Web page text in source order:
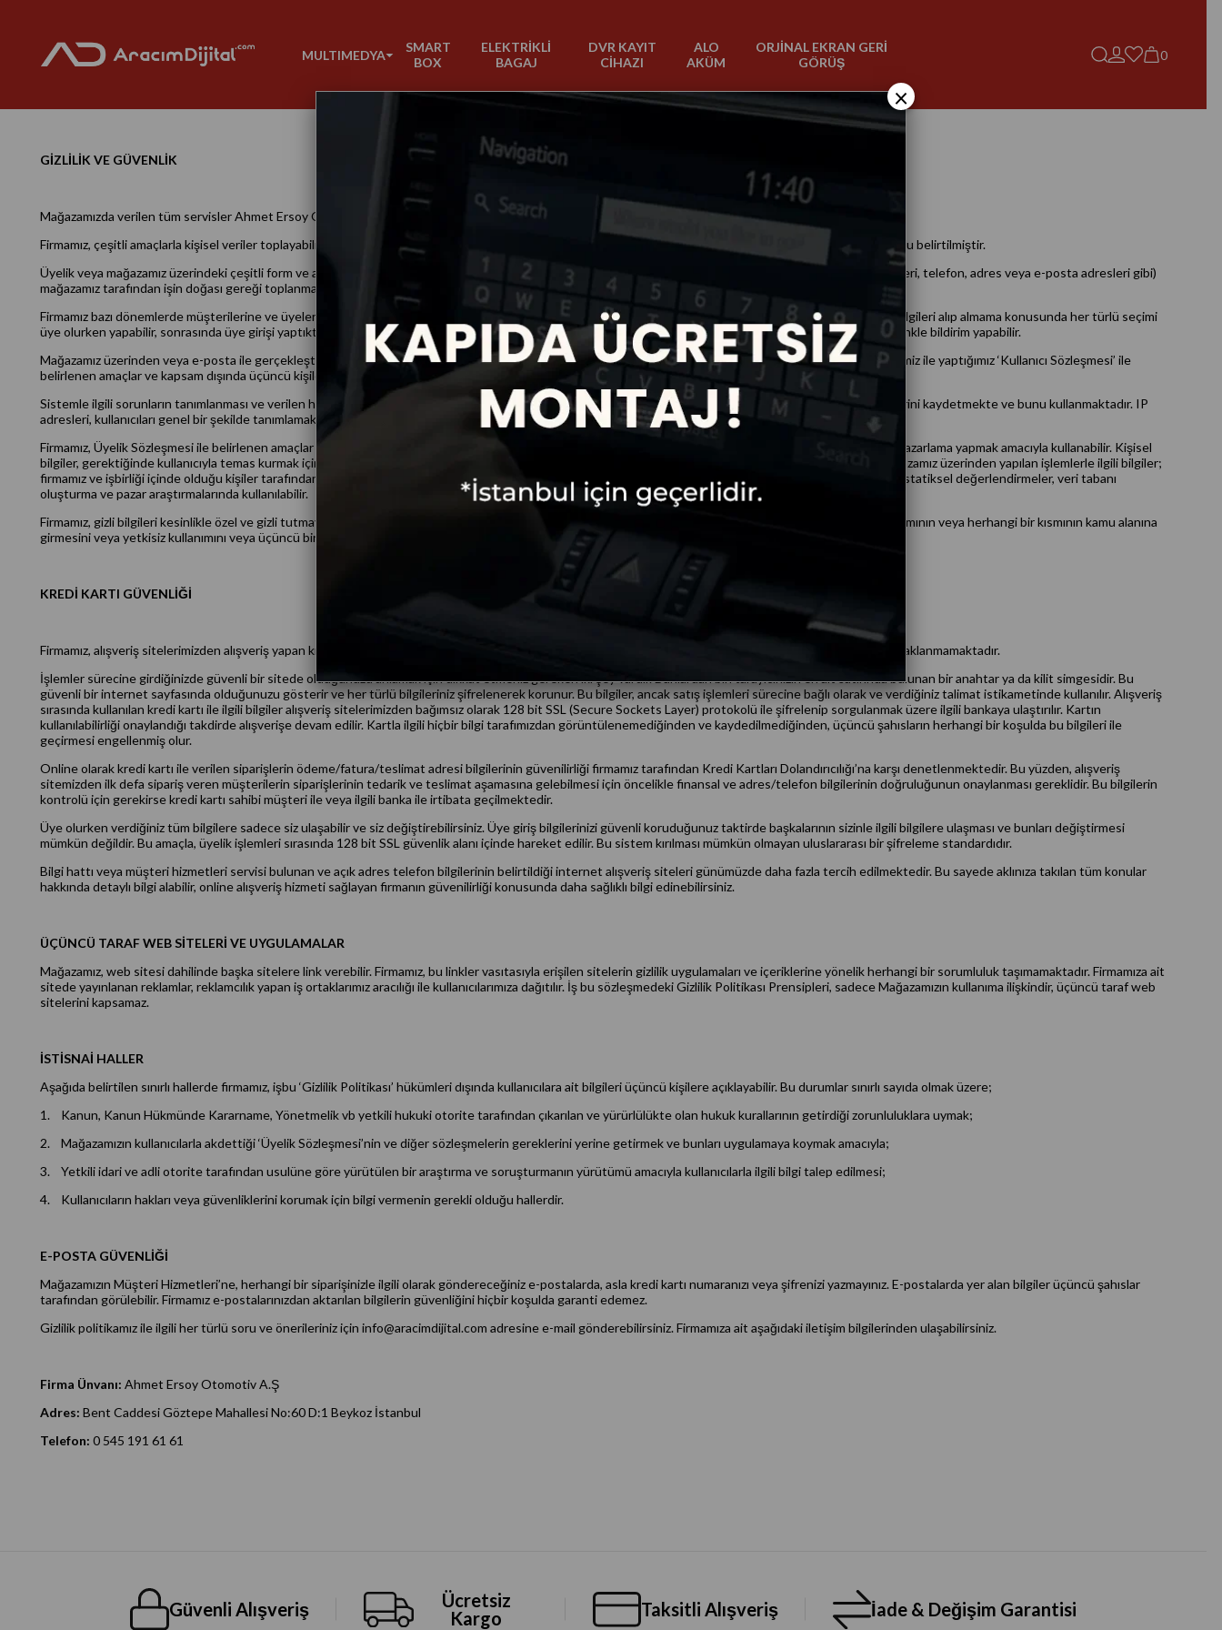
MULTIMEDYA
SMART
BOX
ELEKTRİKLİ
BAGAJ
DVR KAYIT
CİHAZI
ALO
AKÜM
ORJİNAL EKRAN GERİ
GÖRÜŞ
0
GİZLİLİK VE GÜVENLİK
Mağazamızda verilen tüm servisler Ahmet Ersoy Otomotiv A.Ş firmamıza aittir ve firmamız tarafından işletilir.
Firmamız, çeşitli amaçlarla kişisel veriler toplayabilir. Aşağıda, toplanan kişisel verilerin nasıl ve ne şekilde toplandığı, bu verilerin nasıl ve ne şekilde korunduğu belirtilmiştir.
Üyelik veya mağazamız üzerindeki çeşitli form ve anketlerin doldurulması suretiyle üyelerin kendileriyle ilgili bir takım kişisel bilgileri (isim-soyisim, firma bilgileri, telefon, adres veya e-posta adresleri gibi)
mağazamız tarafından işin doğası gereği toplanmaktadır.
Firmamız bazı dönemlerde müşterilerine ve üyelerine kampanya bilgileri, yeni ürünler hakkında bilgiler, promosyon teklifleri gönderebilir. Üyelerimiz bu gibi bilgileri alıp almama konusunda her türlü seçimi
üye olurken yapabilir, sonrasında üye girişi yaptıktan sonra hesap bilgileri bölümünden seçimi değiştirebilir ya da kendisine gelen bilgilendirme iletisinde ki linkle bildirim yapabilir.
Mağazamız üzerinden veya e-posta ile gerçekleştirilen onay sürecinde, üyelerimiz tarafından mağazamıza elektronik ortamdan iletilen kişisel bilgiler, üyelerimiz ile yaptığımız ‘Kullanıcı Sözleşmesi’ ile
belirlenen amaçlar ve kapsam dışında üçüncü kişilere açıklanmayacaktır.
Sistemle ilgili sorunların tanımlanması ve verilen hizmet ile ilgili çıkabilecek sorunların veya uyuşmazlıkların hızla çözülmesi için, firmamız üyelerinin IP adreslerini kaydetmekte ve bunu kullanmaktadır. IP
adresleri, kullanıcıları genel bir şekilde tanımlamak ve kapsamlı demografik bilgi toplamak amacıyla da kullanılabilir.
Firmamız, Üyelik Sözleşmesi ile belirlenen amaçlar ve kapsam dışında da, talep edilen bilgileri kendisi veya işbirliği içinde olduğu kişiler tarafından doğrudan pazarlama yapmak amacıyla kullanabilir. Kişisel
bilgiler, gerektiğinde kullanıcıyla temas kurmak için de kullanılabilir. Firmamız tarafından talep edilen bilgiler ve kullanıcı tarafından sağlanan bilgiler veya mağazamız üzerinden yapılan işlemlerle ilgili bilgiler;
firmamız ve işbirliği içinde olduğu kişiler tarafından ‘Üyelik Sözleşmesi’ ile belirlenen amaçlar ve kapsam dışında da, üyelerimizin kimliği ifşa edilmeden çeşitli istatiksel değerlendirmeler, veri tabanı
oluşturma ve pazar araştırmalarında kullanılabilir.
Firmamız, gizli bilgileri kesinlikle özel ve gizli tutmayı, bunu bir sır saklama yükümü olarak addetmeyi ve gizliliğin sağlanması ve sürdürülmesi, gizli bilginin tamamının veya herhangi bir kısmının kamu alanına
girmesini veya yetkisiz kullanımını veya üçüncü bir kişiye ifşasını önlemek için gerekli tüm tedbirleri almayı ve gerekli özeni göstermeyi taahhüt etmektedir.
KREDİ KARTI GÜVENLİĞİ
Firmamız, alışveriş sitelerimizden alışveriş yapan kredi kartı sahiplerinin güvenliğini ilk planda tutmaktadır. Kredi kartı bilgileriniz hiçbir şekilde sistemimizde saklanmamaktadır.
İşlemler sürecine girdiğinizde güvenli bir sitede olduğunuzu anlamak için dikkat etmeniz gereken iki şey vardır. Bunlardan biri tarayıcınızın en alt satırında bulunan bir anahtar ya da kilit simgesidir. Bu
güvenli bir internet sayfasında olduğunuzu gösterir ve her türlü bilgileriniz şifrelenerek korunur. Bu bilgiler, ancak satış işlemleri sürecine bağlı olarak ve verdiğiniz talimat istikametinde kullanılır. Alışveriş
sırasında kullanılan kredi kartı ile ilgili bilgiler alışveriş sitelerimizden bağımsız olarak 128 bit SSL (Secure Sockets Layer) protokolü ile şifrelenip sorgulanmak üzere ilgili bankaya ulaştırılır. Kartın
kullanılabilirliği onaylandığı takdirde alışverişe devam edilir. Kartla ilgili hiçbir bilgi tarafımızdan görüntülenemediğinden ve kaydedilmediğinden, üçüncü şahısların herhangi bir koşulda bu bilgileri ile
geçirmesi engellenmiş olur.
Online olarak kredi kartı ile verilen siparişlerin ödeme/fatura/teslimat adresi bilgilerinin güvenilirliği firmamız tarafından Kredi Kartları Dolandırıcılığı’na karşı denetlenmektedir. Bu yüzden, alışveriş
sitemizden ilk defa sipariş veren müşterilerin siparişlerinin tedarik ve teslimat aşamasına gelebilmesi için öncelikle finansal ve adres/telefon bilgilerinin doğruluğunun onaylanması gereklidir. Bu bilgilerin
kontrolü için gerekirse kredi kartı sahibi müşteri ile veya ilgili banka ile irtibata geçilmektedir.
Üye olurken verdiğiniz tüm bilgilere sadece siz ulaşabilir ve siz değiştirebilirsiniz. Üye giriş bilgilerinizi güvenli koruduğunuz taktirde başkalarının sizinle ilgili bilgilere ulaşması ve bunları değiştirmesi
mümkün değildir. Bu amaçla, üyelik işlemleri sırasında 128 bit SSL güvenlik alanı içinde hareket edilir. Bu sistem kırılması mümkün olmayan uluslararası bir şifreleme standardıdır.
Bilgi hattı veya müşteri hizmetleri servisi bulunan ve açık adres telefon bilgilerinin belirtildiği internet alışveriş siteleri günümüzde daha fazla tercih edilmektedir. Bu sayede aklınıza takılan tüm konular
hakkında detaylı bilgi alabilir, online alışveriş hizmeti sağlayan firmanın güvenilirliği konusunda daha sağlıklı bilgi edinebilirsiniz.
ÜÇÜNCÜ TARAF WEB SİTELERİ VE UYGULAMALAR
Mağazamız, web sitesi dahilinde başka sitelere link verebilir. Firmamız, bu linkler vasıtasıyla erişilen sitelerin gizlilik uygulamaları ve içeriklerine yönelik herhangi bir sorumluluk taşımamaktadır. Firmamıza ait
sitede yayınlanan reklamlar, reklamcılık yapan iş ortaklarımız aracılığı ile kullanıcılarımıza dağıtılır. İş bu sözleşmedeki Gizlilik Politikası Prensipleri, sadece Mağazamızın kullanıma ilişkindir, üçüncü taraf web
sitelerini kapsamaz.
İSTİSNAİ HALLER
Aşağıda belirtilen sınırlı hallerde firmamız, işbu ‘Gizlilik Politikası’ hükümleri dışında kullanıcılara ait bilgileri üçüncü kişilere açıklayabilir. Bu durumlar sınırlı sayıda olmak üzere;
1. Kanun, Kanun Hükmünde Kararname, Yönetmelik vb yetkili hukuki otorite tarafından çıkarılan ve yürürlülükte olan hukuk kurallarının getirdiği zorunluluklara uymak;
2. Mağazamızın kullanıcılarla akdettiği ‘Üyelik Sözleşmesi’nin ve diğer sözleşmelerin gereklerini yerine getirmek ve bunları uygulamaya koymak amacıyla;
3. Yetkili idari ve adli otorite tarafından usulüne göre yürütülen bir araştırma ve soruşturmanın yürütümü amacıyla kullanıcılarla ilgili bilgi talep edilmesi;
4. Kullanıcıların hakları veya güvenliklerini korumak için bilgi vermenin gerekli olduğu hallerdir.
E-POSTA GÜVENLİĞİ
Mağazamızın Müşteri Hizmetleri’ne, herhangi bir siparişinizle ilgili olarak göndereceğiniz e-postalarda, asla kredi kartı numaranızı veya şifrenizi yazmayınız. E-postalarda yer alan bilgiler üçüncü şahıslar
tarafından görülebilir. Firmamız e-postalarınızdan aktarılan bilgilerin güvenliğini hiçbir koşulda garanti edemez.
Gizlilik politikamız ile ilgili her türlü soru ve önerileriniz için info@aracimdijital.com adresine e-mail gönderebilirsiniz. Firmamıza ait aşağıdaki iletişim bilgilerinden ulaşabilirsiniz.
Firma Ünvanı: Ahmet Ersoy Otomotiv A.Ş
Adres: Bent Caddesi Göztepe Mahallesi No:60 D:1 Beykoz İstanbul
Telefon: 0 545 191 61 61
Güvenli Alışveriş
Ücretsiz
Kargo
Taksitli Alışveriş İade & Değişim Garantisi
×